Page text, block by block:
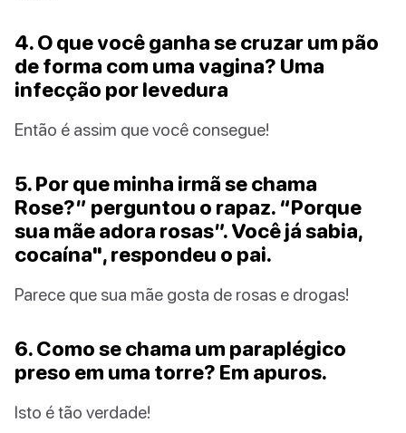
4. O que você ganha se cruzar um pão
de forma com uma vagina? Uma
infecção por levedura
Então é assim que você consegue!
5. Por que minha irmã se chama
Rose?” perguntou o rapaz. “Porque
sua mãe adora rosas”. Você já sabia,
cocaína", respondeu o pai.
Parece que sua mãe gosta de rosas e drogas!
6. Como se chama um paraplégico
preso em uma torre? Em apuros.
Isto é tão verdade!